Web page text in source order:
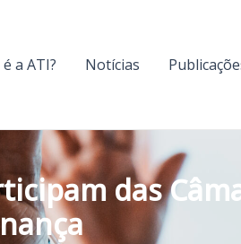
a ATI? Notícias
das